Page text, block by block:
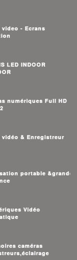
video - Ecrans
LED INDOOR
numériques Full HD
vidéo & Enregistreur
portable &grande
Vidéo
caméras